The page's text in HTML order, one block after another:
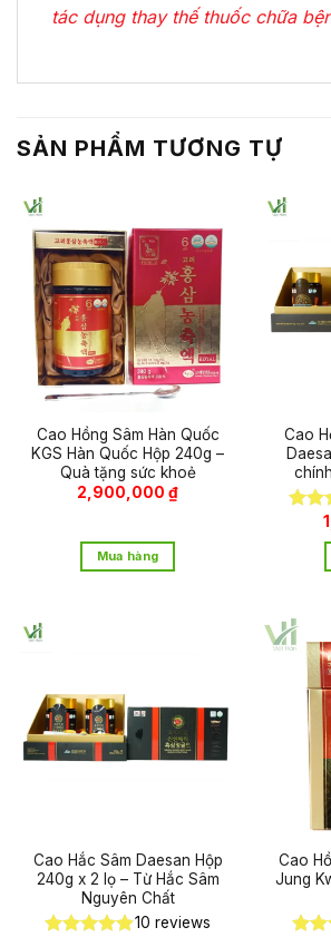
tác dụng thay thế thuốc chữa
SẢN PHẨM TƯƠNG TỰ
Cao Hồng Sâm Hàn Quốc
KGS Hàn Quốc Hộp 240g –
Quà tặng sức khoẻ
2,900,000 ₫
Mua hàng
Cao
Cao Hắc Sâm Daesan Hộp
240g x 2 lọ – Từ Hắc Sâm
Nguyên Chất
10 reviews
Cao
Jung